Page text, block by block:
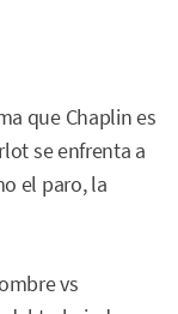
que Chaplin es
se enfrenta a
el paro, la
vs